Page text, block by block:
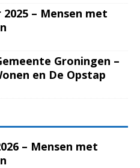
– Mensen met
Groningen –
en De Opstap
– Mensen met